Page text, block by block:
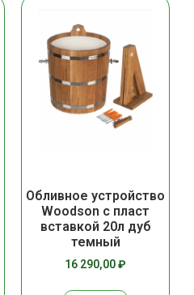
Обливное устройство
Woodson с пласт
вставкой 20л дуб
темный
16 290,00₽